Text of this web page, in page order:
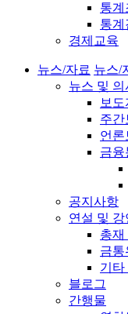
통계
통계
경제교육
뉴스/자료 뉴스/
뉴스 및 의
보도
주간
언론
금융
공지사항
연설 및 강
총재
금통
기타
블로그
간행물